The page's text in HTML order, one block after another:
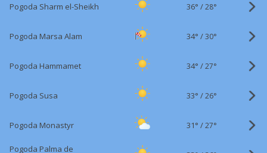
Pogoda Sharm el-Sheikh 36° /28°
Pogoda Marsa Alam 34° /30°
Pogoda Hammamet 34° /27°
Pogoda Susa 33° /26°
Pogoda Monastyr 31° /27°
Pogoda Palma de